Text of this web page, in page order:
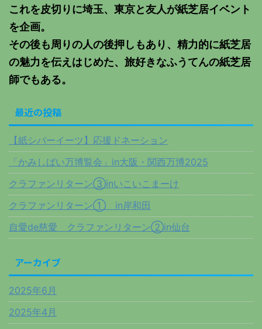
これを皮切りに埼玉、東京と友人が紙芝居イベント
を企画。
その後も周りの人の後押しもあり、精力的に紙芝居
の魅力を伝えはじめた、旅好きなふうてんの紙芝居
師でもある。
最近の投稿
【紙シバーイーツ】応援ドネーション
「かみしばい万博覧会」in大阪・関西万博2025
クラファンリターン③inいこいこまーけ
クラファンリターン① in岸和田
自愛de慈愛 クラファンリターン②in仙台
アーカイブ
2025年6月
2025年4月